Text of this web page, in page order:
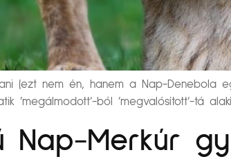
(ezt nem én, hanem a Nap-Denebola
’megálmodott’-ból ’megvalósított’-tá
Nap-Merkúr